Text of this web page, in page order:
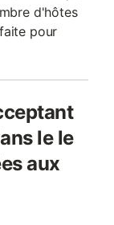
d'hôtes
pour
le le
aux